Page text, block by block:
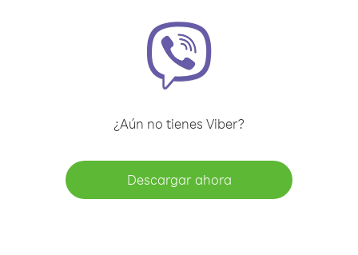
¿Aún no tienes Viber?
Descargar ahora